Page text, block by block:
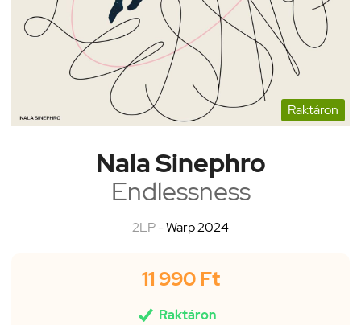
Raktáron
Nala Sinephro
Endlessness
2LP -Warp 2024
11 990 Ft
 Raktáron